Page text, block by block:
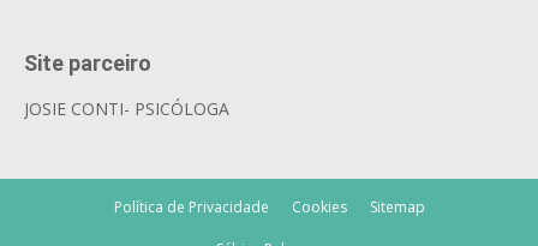
Site parceiro
JOSIE CONTI- PSICÓLOGA
Política de Privacidade Cookies Sitemap